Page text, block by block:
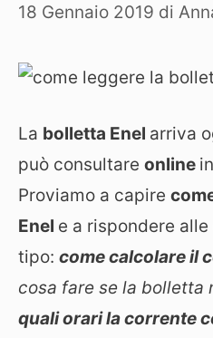
18 Gennaio 2019 di
La bolletta Enel arriva
può consultare online
Proviamo a capire
Enel e a rispondere
tipo: come calcolare il
cosa fare se la bolletta
quali orari la corrente